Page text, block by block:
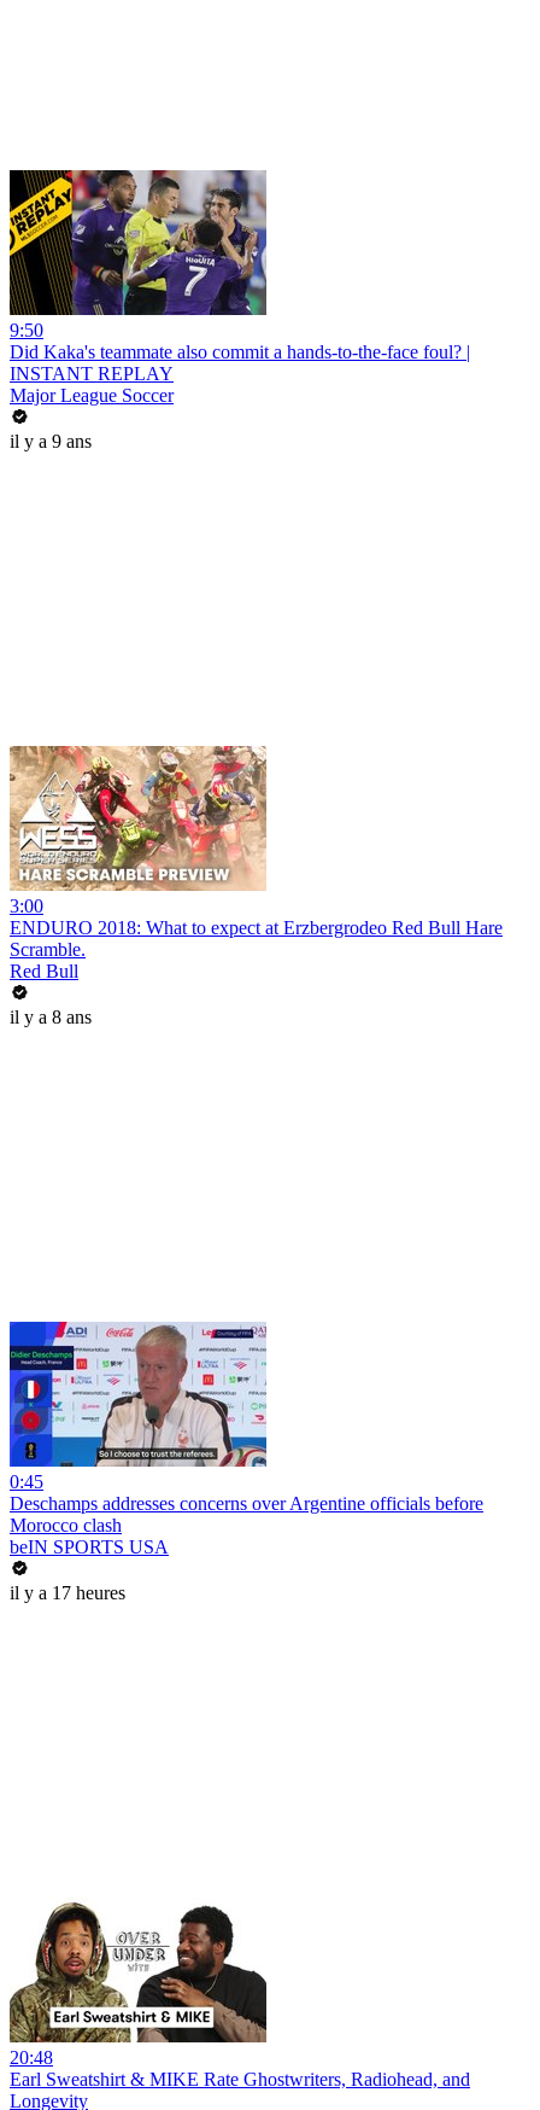
9:50
Did Kaka's teammate also commit a hands-to-the-face foul? |
INSTANT REPLAY
Major League Soccer
il y a 9 ans
3:00
ENDURO 2018: What to expect at Erzbergrodeo Red Bull Hare
Scramble.
Red Bull
il y a 8 ans
0:45
Deschamps addresses concerns over Argentine officials before
Morocco clash
beIN SPORTS USA
il y a 17 heures
20:48
Earl Sweatshirt & MIKE Rate Ghostwriters, Radiohead, and
Longevity